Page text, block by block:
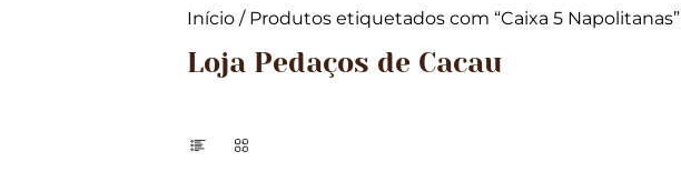
Início / Produtos etiquetados com “Caixa 5 Napolitanas”
Loja Pedaços de Cacau